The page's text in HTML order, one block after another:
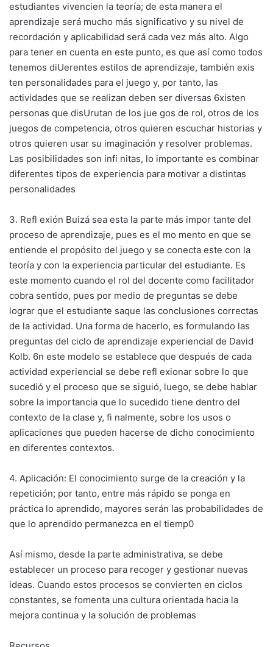
estudiantes vivencien la teoría; de esta manera el
aprendizaje será mucho más significativo y su nivel de
recordación y aplicabilidad será cada vez más alto. Algo
para tener en cuenta en este punto, es que así como todos
tenemos diUerentes estilos de aprendizaje, también exis
ten personalidades para el juego y, por tanto, las
actividades que se realizan deben ser diversas 6xisten
personas que disUrutan de los jue gos de rol, otros de los
juegos de competencia, otros quieren escuchar historias y
otros quieren usar su imaginación y resolver problemas.
Las posibilidades son infi nitas, lo importante es combinar
diferentes tipos de experiencia para motivar a distintas
personalidades
3. Refl exión Buizá sea esta la parte más impor tante del
proceso de aprendizaje, pues es el mo mento en que se
entiende el propósito del juego y se conecta este con la
teoría y con la experiencia particular del estudiante. Es
este momento cuando el rol del docente como facilitador
cobra sentido, pues por medio de preguntas se debe
lograr que el estudiante saque las conclusiones correctas
de la actividad. Una forma de hacerlo, es formulando las
preguntas del ciclo de aprendizaje experiencial de David
Kolb. 6n este modelo se establece que después de cada
actividad experiencial se debe refl exionar sobre lo que
sucedió y el proceso que se siguió, luego, se debe hablar
sobre la importancia que lo sucedido tiene dentro del
contexto de la clase y, fi nalmente, sobre los usos o
aplicaciones que pueden hacerse de dicho conocimiento
en diferentes contextos.
4. Aplicación: El conocimiento surge de la creación y la
repetición; por tanto, entre más rápido se ponga en
práctica lo aprendido, mayores serán las probabilidades de
que lo aprendido permanezca en el tiemp0
Así mismo, desde la parte administrativa, se debe
establecer un proceso para recoger y gestionar nuevas
ideas. Cuando estos procesos se convierten en ciclos
constantes, se fomenta una cultura orientada hacia la
mejora continua y la solución de problemas